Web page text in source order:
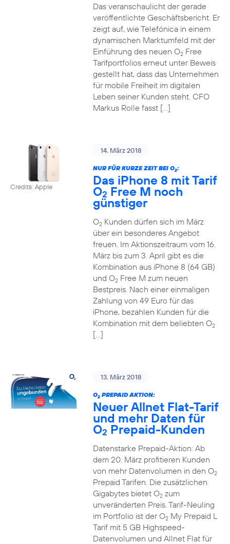
Das veranschaulicht der gerade
veröffentlichte Geschäftsbericht. Er
zeigt auf, wie Telefónica in einem
dynamischen Marktumfeld mit der
Einführung des neuen O2Free
Tarifportfolios erneut unter Beweis
gestellt hat, dass das Unternehmen
für mobile Freiheit im digitalen
Leben seiner Kunden steht. CFO
Markus Rolle fasst […]
Credits: Apple
14. März 2018
NUR FÜR KURZE ZEIT BEI O2:
Das iPhone 8 mit Tarif
O2 Free M noch
günstiger
O2Kunden dürfen sich im März
über ein besonderes Angebot
freuen. Im Aktionszeitraum vom 16.
März bis zum 3. April gibt es die
Kombination aus iPhone 8 (64 GB)
und O2Free M zum neuen
Bestpreis. Nach einer einmaligen
Zahlung von 49 Euro für das
iPhone, bezahlen Kunden für die
Kombination mit dem beliebten O2
[…]
13. März 2018
O2PREPAID AKTION:
Neuer Allnet Flat-Tarif
und mehr Daten für
O2 Prepaid-Kunden
Datenstarke Prepaid-Aktion: Ab
dem 20. März profitieren Kunden
von mehr Datenvolumen in den O2
Prepaid Tarifen. Die zusätzlichen
Gigabytes bietet O2zum
unveränderten Preis. Tarif-Neuling
im Portfolio ist der O2My Prepaid L
Tarif mit 5 GB Highspeed-
Datenvolumen und Allnet Flat für